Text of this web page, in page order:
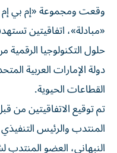
وقعت ومجموعة «إم بي
«مبادلة»، اتفاقيتين
حلول التكنولوجيا
دولة الإمارات العربية
القطاعات الحيوية.
تم توقيع الاتفاقيتين من
المنتدب والرئيس
النبهاني، العضو